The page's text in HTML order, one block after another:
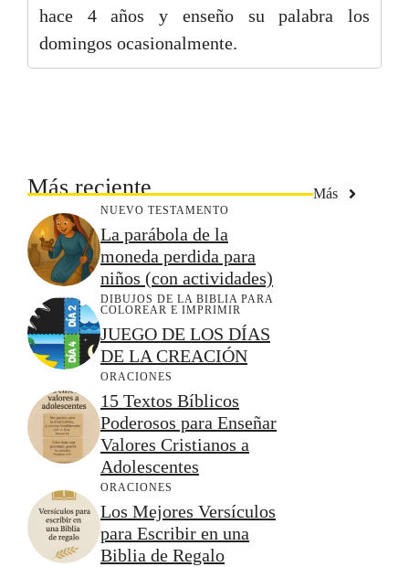
hace 4 años y enseño su palabra los
domingos ocasionalmente.
Más reciente Más
NUEVO TESTAMENTO
La parábola de la
moneda perdida para
niños (con actividades)
DIBUJOS DE LA BIBLIA PARA
COLOREAR E IMPRIMIR
JUEGO DE LOS DÍAS
DE LA CREACIÓN
ORACIONES
15 Textos Bíblicos
Poderosos para Enseñar
Valores Cristianos a
Adolescentes
ORACIONES
Los Mejores Versículos
para Escribir en una
Biblia de Regalo